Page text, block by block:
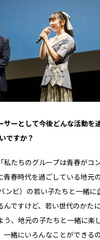
ーとして今後どんな活動を
ですか？
私たちのグループは青春がコ
青春時代を過ごしている地元
ンビ）の若い子たちと一緒に
んですけど、若い世代のかた
う、地元の子たちと一緒に楽
一緒にいろんなことができる